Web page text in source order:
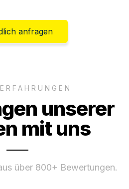
anfragen
unserer
mit uns
über 800+ Bewertungen.